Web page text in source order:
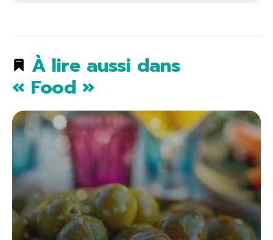
À lire aussi dans
« Food »